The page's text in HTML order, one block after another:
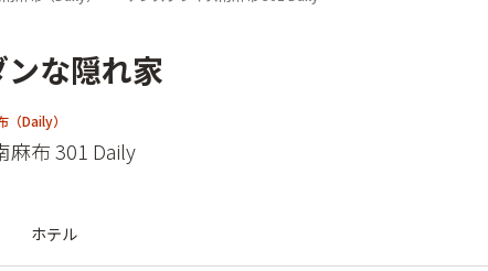
な隠れ家
（Daily）
麻布 301 Daily
ホテル